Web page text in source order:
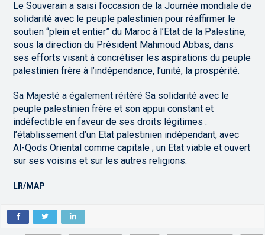
Le Souverain a saisi l’occasion de la Journée mondiale de
solidarité avec le peuple palestinien pour réaffirmer le
soutien “plein et entier” du Maroc à l’Etat de la Palestine,
sous la direction du Président Mahmoud Abbas, dans
ses efforts visant à concrétiser les aspirations du peuple
palestinien frère à l’indépendance, l’unité, la prospérité.
Sa Majesté a également réitéré Sa solidarité avec le
peuple palestinien frère et son appui constant et
indéfectible en faveur de ses droits légitimes :
l’établissement d’un Etat palestinien indépendant, avec
Al-Qods Oriental comme capitale ; un Etat viable et ouvert
sur ses voisins et sur les autres religions.
LR/MAP